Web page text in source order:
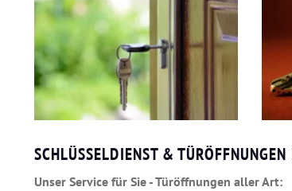
SCHLÜSSELDIENST &
Unser Service für Sie - Türöffnungen aller Art: